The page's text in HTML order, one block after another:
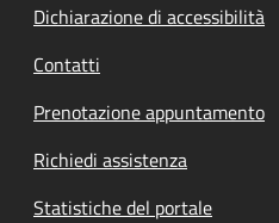
Dichiarazione di accessibilità
Contatti
Prenotazione appuntamento
Richiedi assistenza
Statistiche del portale